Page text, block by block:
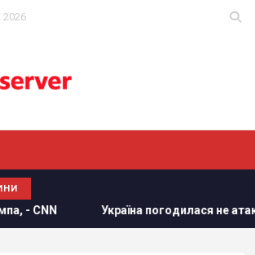
2026
погодилася не атакувати